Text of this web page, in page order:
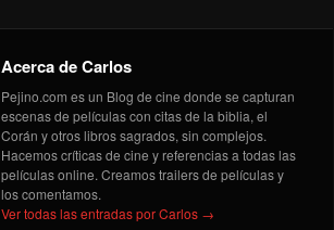
Acerca de Carlos
Pejino.com es un Blog de cine donde se capturan
escenas de películas con citas de la biblia, el
Corán y otros libros sagrados, sin complejos.
Hacemos críticas de cine y referencias a todas las
películas online. Creamos trailers de películas y
los comentamos.
Ver todas las entradas por Carlos →